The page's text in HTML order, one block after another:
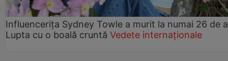
Influencerița Sydney Towle a murit la numai 26 de
Lupta cu o boală cruntă Vedete internaționale